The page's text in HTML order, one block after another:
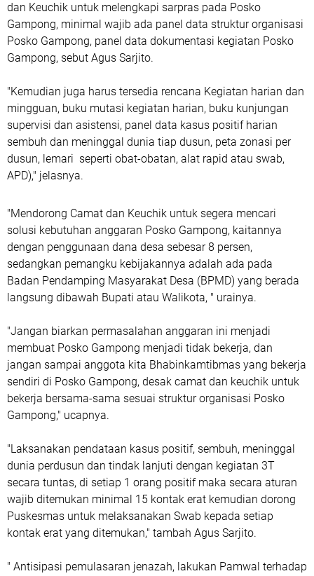
dan Keuchik untuk melengkapi sarpras pada Posko
Gampong, minimal wajib ada panel data struktur organisasi
Posko Gampong, panel data dokumentasi kegiatan Posko
Gampong, sebut Agus Sarjito.
"Kemudian juga harus tersedia rencana Kegiatan harian dan
mingguan, buku mutasi kegiatan harian, buku kunjungan
supervisi dan asistensi, panel data kasus positif harian
sembuh dan meninggal dunia tiap dusun, peta zonasi per
dusun, lemari seperti obat-obatan, alat rapid atau swab,
APD)," jelasnya.
"Mendorong Camat dan Keuchik untuk segera mencari
solusi kebutuhan anggaran Posko Gampong, kaitannya
dengan penggunaan dana desa sebesar 8 persen,
sedangkan pemangku kebijakannya adalah ada pada
Badan Pendamping Masyarakat Desa (BPMD) yang berada
langsung dibawah Bupati atau Walikota, " urainya.
"Jangan biarkan permasalahan anggaran ini menjadi
membuat Posko Gampong menjadi tidak bekerja, dan
jangan sampai anggota kita Bhabinkamtibmas yang bekerja
sendiri di Posko Gampong, desak camat dan keuchik untuk
bekerja bersama-sama sesuai struktur organisasi Posko
Gampong," ucapnya.
"Laksanakan pendataan kasus positif, sembuh, meninggal
dunia perdusun dan tindak lanjuti dengan kegiatan 3T
secara tuntas, di setiap 1 orang positif maka secara aturan
wajib ditemukan minimal 15 kontak erat kemudian dorong
Puskesmas untuk melaksanakan Swab kepada setiap
kontak erat yang ditemukan," tambah Agus Sarjito.
" Antisipasi pemulasaran jenazah, lakukan Pamwal terhadap